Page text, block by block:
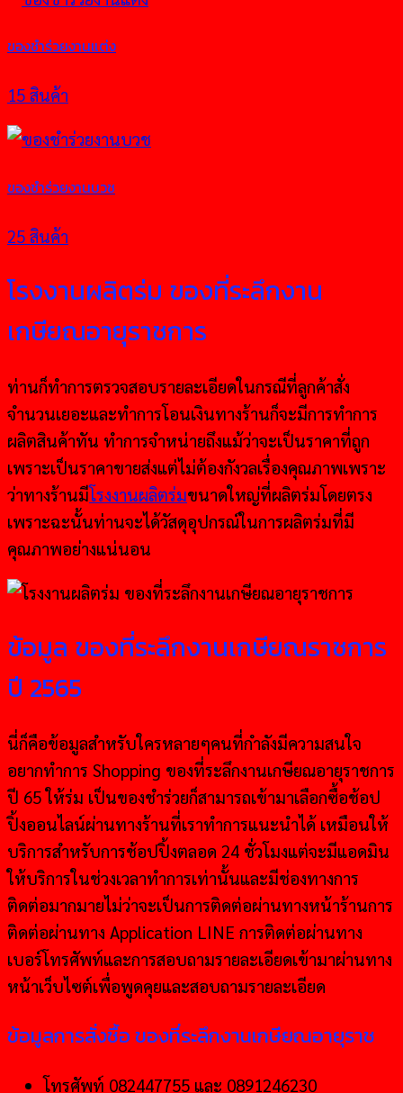
ของชำร่วยงานแต่ง
15 สินค้า
ของชำร่วยงานบวช
25 สินค้า
โรงงานผลิตร่ม ของที่ระลึกงาน
เกษียณอายุราชการ
ท่านก็ทำการตรวจสอบรายละเอียดในกรณีที่ลูกค้าสั่ง
จำนวนเยอะและทำการโอนเงินทางร้านก็จะมีการทำการ
ผลิตสินค้าทัน ทำการจำหน่ายถึงแม้ว่าจะเป็นราคาที่ถูก
เพราะเป็นราคาขายส่งแต่ไม่ต้องกังวลเรื่องคุณภาพเพราะ
ว่าทางร้านมีโรงงานผลิตร่มขนาดใหญ่ที่ผลิตร่มโดยตรง
เพราะฉะนั้นท่านจะได้วัสดุอุปกรณ์ในการผลิตร่มที่มี
คุณภาพอย่างแน่นอน
ข้อมูล ของที่ระลึกงานเกษียณราชการ
ปี 2565
นี่ก็คือข้อมูลสำหรับใครหลายๆคนที่กำลังมีความสนใจ
อยากทำการ Shopping ของที่ระลึกงานเกษียณอายุราชการ
ปี 65 ให้ร่ม เป็นของชำร่วยก็สามารถเข้ามาเลือกซื้อช้อป
ปิ้งออนไลน์ผ่านทางร้านที่เราทำการแนะนำได้ เหมือนให้
บริการสำหรับการช้อปปิ้งตลอด 24 ชั่วโมงแต่จะมีแอดมิน
ให้บริการในช่วงเวลาทำการเท่านั้นและมีช่องทางการ
ติดต่อมากมายไม่ว่าจะเป็นการติดต่อผ่านทางหน้าร้านการ
ติดต่อผ่านทาง Application LINE การติดต่อผ่านทาง
เบอร์โทรศัพท์และการสอบถามรายละเอียดเข้ามาผ่านทาง
หน้าเว็บไซต์เพื่อพูดคุยและสอบถามรายละเอียด
ข้อมูลการสั่งชื้อ ของที่ระลึกงานเกษียณอายุราช
โทรศัพท์ 082447755 และ 0891246230